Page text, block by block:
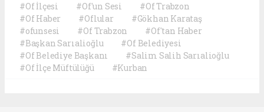
#Of İlçesi #Of'un Sesi
#Of Trabzon
#Of Haber
#Oflular
#Gökhan Karataş
#ofunsesi
#Of Trabzon
#Of'tan Haber
#Başkan Sarıalioğlu
#Of Belediyesi
#Of Belediye Başkanı
#Salim Salih Sarıalioğlu
#Of İlçe Müftülüğü
#Kurban